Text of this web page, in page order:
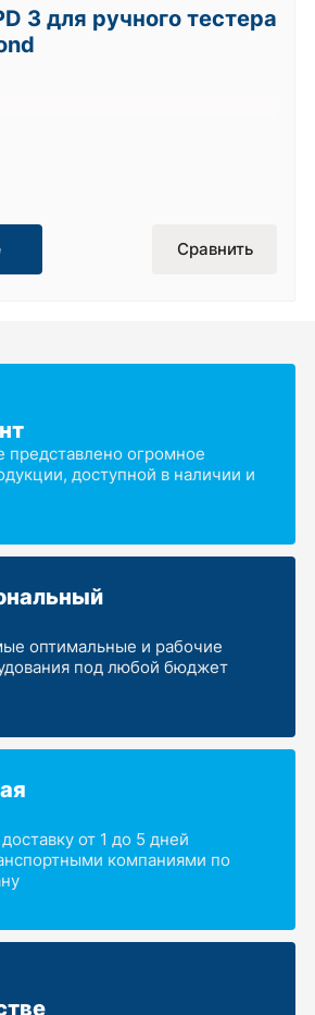
3 для ручного тестера
Сравнить
представлено огромное
доступной в наличии и
оптимальные и рабочие
под любой бюджет
от 1 до 5 дней
компаниями по